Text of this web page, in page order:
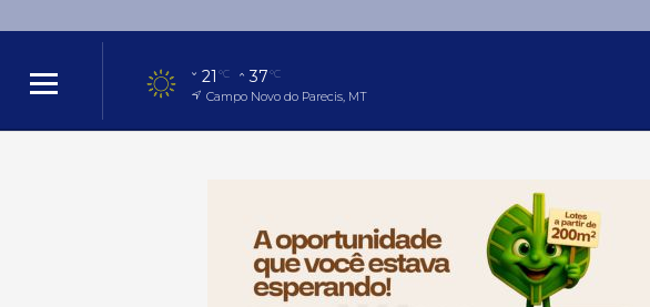
21 °C 37°C
Campo Novo do Parecis, MT